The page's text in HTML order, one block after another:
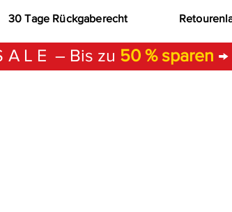
30 Tage Rückgaberecht
– Bis zu 50 % sparen →